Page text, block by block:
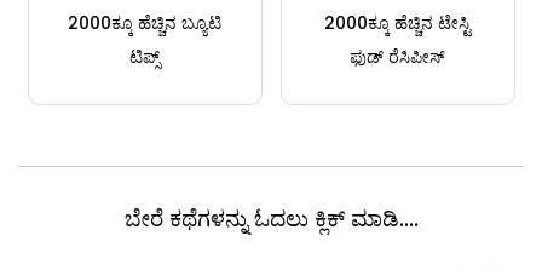
2000ಕ್ಕೂ ಹೆಚ್ಚಿನ ಬ್ಯೂಟಿ
ಟಿಪ್ಸ್
2000ಕ್ಕೂ ಹೆಚ್ಚಿನ ಟೇಸ್ಟಿ
ಫುಡ್ ರೆಸಿಪೀಸ್
ಬೇರೆ ಕಥೆಗಳನ್ನು ಓದಲು ಕ್ಲಿಕ್ ಮಾಡಿ....